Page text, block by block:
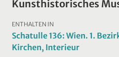
Kunsthistorisches
ENTHALTEN IN
Schatulle 136: Wien. 1.
Kirchen, Interieur